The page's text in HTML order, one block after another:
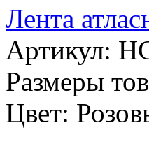
Лента
Артикул:
Размеры
Цвет: